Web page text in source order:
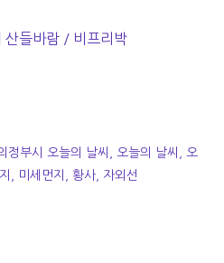
산들바람 / 비프리박
정부시 오늘의 날씨, 오늘의 날씨, 오
, 미세먼지, 황사, 자외선